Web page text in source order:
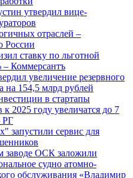
утвердил вице-
отраслей –
России
ставку по льготной
– Коммерсантъ
увеличение резервного
на 154,5 млрд рублей
в стартапы
к 2025 году увеличатся до 7
РГ
запустили сервис для
заводе ОСК заложили
судно атомно-
обслуживания «Владимир